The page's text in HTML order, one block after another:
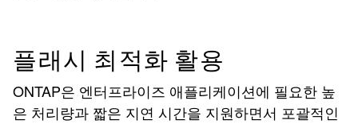
플래시 최적화 활용
ONTAP은 엔터프라이즈 애플리케이션에 필요한 높
은 처리량과 짧은 지연 시간을 지원하면서 포괄적인